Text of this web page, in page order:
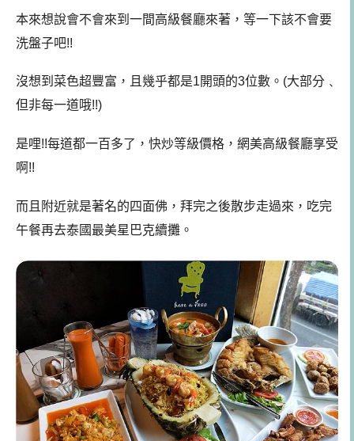
本來想說會不會來到一間高級餐廳來著，等一下該不會要
洗盤子吧!!
沒想到菜色超豐富，且幾乎都是1開頭的3位數。(大部分﹑
但非每一道哦!!)
是哩!!每道都一百多了，快炒等級價格，網美高級餐廳享受
啊!!
而且附近就是著名的四面佛，拜完之後散步走過來，吃完
午餐再去泰國最美星巴克續攤。